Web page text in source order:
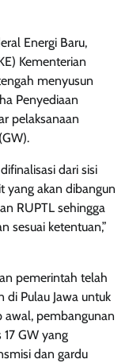
Energi Baru,
Kementerian
menyusun
Penyediaan
pelaksanaan
dari sisi
yang akan dibangun
RUPTL sehingga
sesuai ketentuan,”
pemerintah telah
di Pulau Jawa untuk
awal, pembangunan
GW yang
dan gardu